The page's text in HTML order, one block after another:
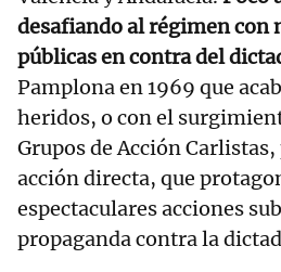
desafiando al régimen con
públicas en contra del
Pamplona en 1969 que
heridos, o con el
Grupos de Acción
acción directa, que
espectaculares acciones
propaganda contra la